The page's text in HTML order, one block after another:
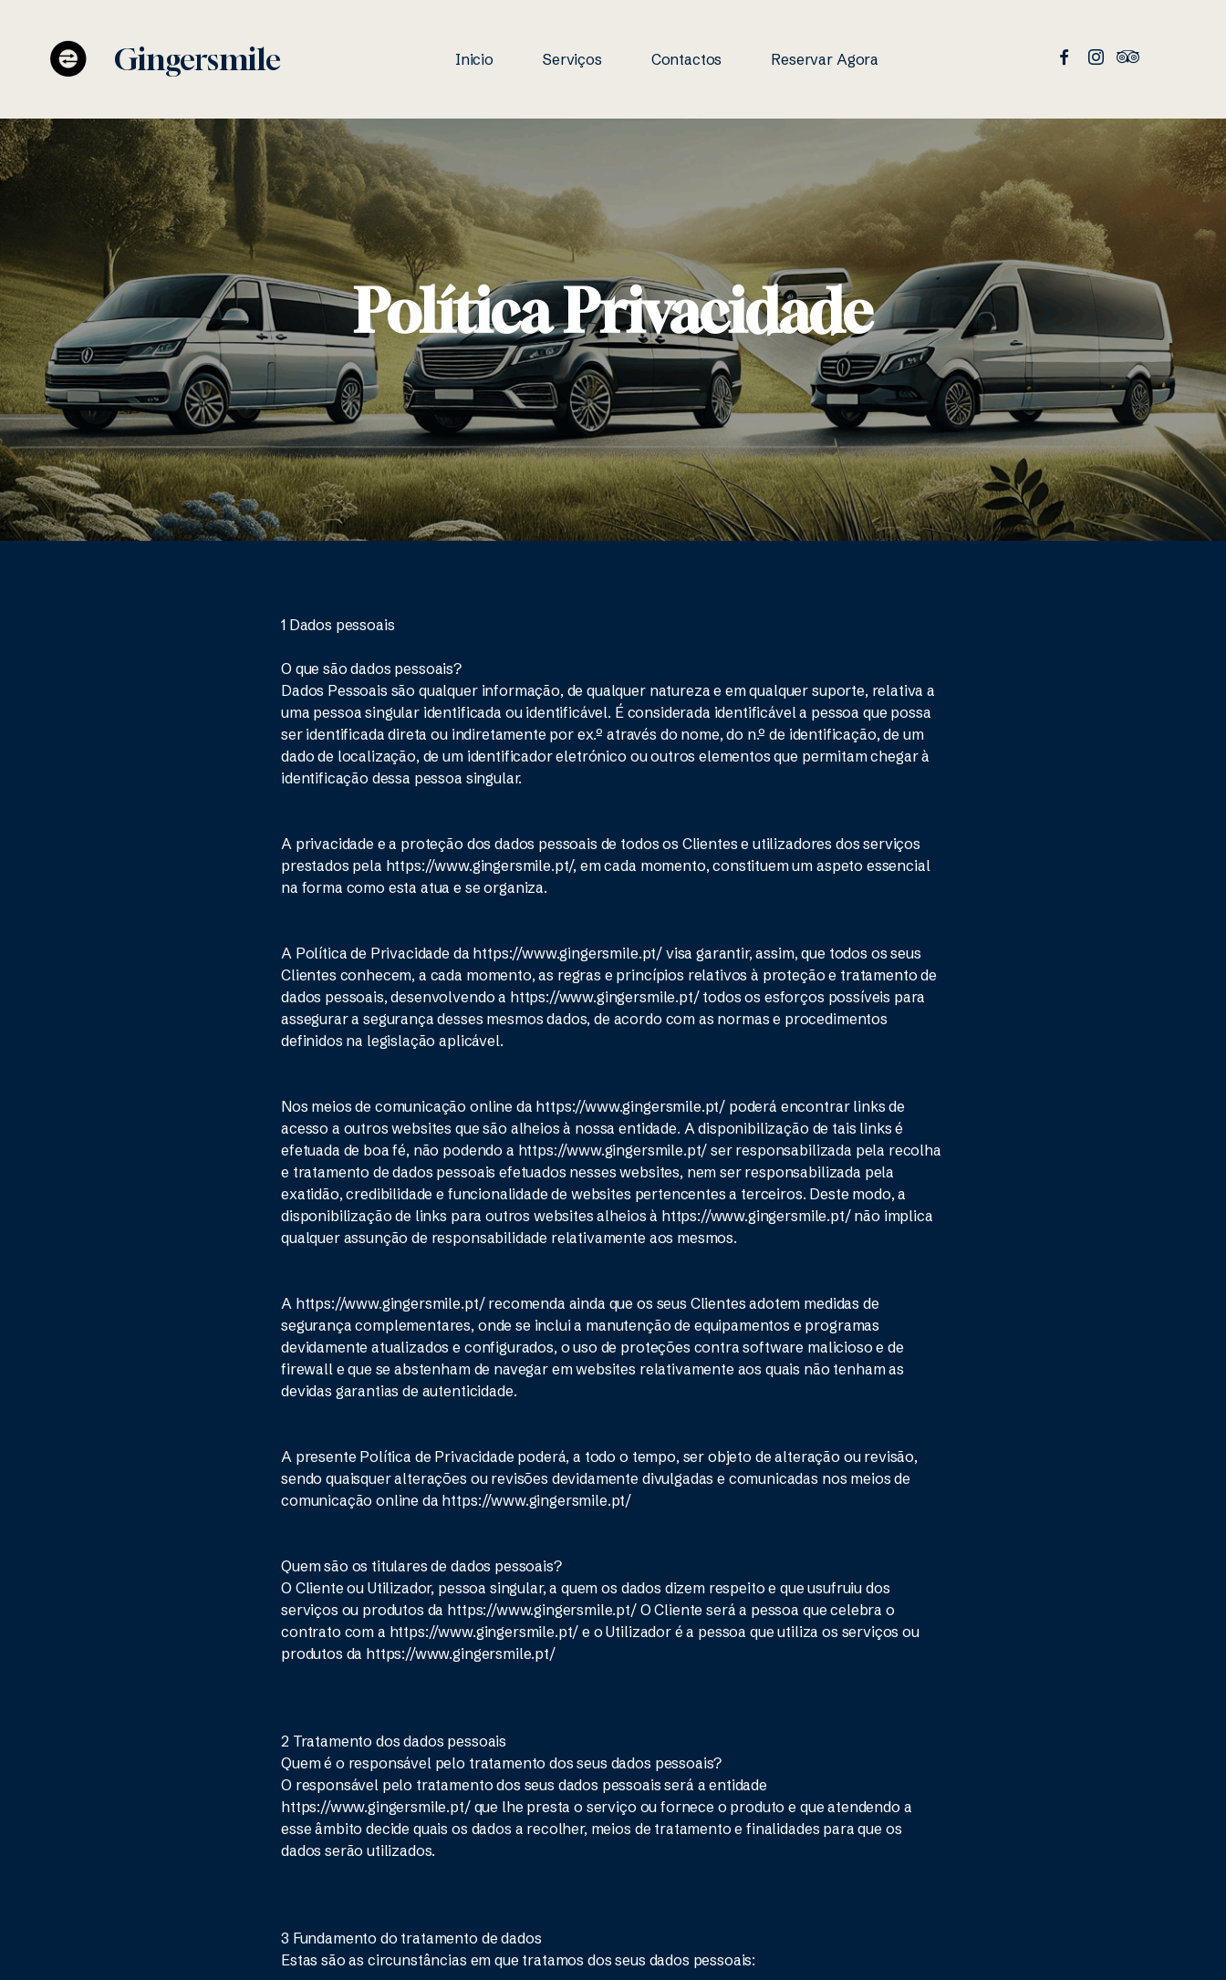
Gingersmile Inicio Serviços Contactos Reservar Agora
Política Privacidade
1 Dados pessoais
O que são dados pessoais?
Dados Pessoais são qualquer informação, de qualquer natureza e em qualquer suporte, relativa a
uma pessoa singular identificada ou identificável. É considerada identificável a pessoa que possa
ser identificada direta ou indiretamente por ex.º através do nome, do n.º de identificação, de um
dado de localização, de um identificador eletrónico ou outros elementos que permitam chegar à
identificação dessa pessoa singular.
A privacidade e a proteção dos dados pessoais de todos os Clientes e utilizadores dos serviços
prestados pela https://www.gingersmile.pt/, em cada momento, constituem um aspeto essencial
na forma como esta atua e se organiza.
A Política de Privacidade da https://www.gingersmile.pt/ visa garantir, assim, que todos os seus
Clientes conhecem, a cada momento, as regras e princípios relativos à proteção e tratamento de
dados pessoais, desenvolvendo a https://www.gingersmile.pt/ todos os esforços possíveis para
assegurar a segurança desses mesmos dados, de acordo com as normas e procedimentos
definidos na legislação aplicável.
Nos meios de comunicação online da https://www.gingersmile.pt/ poderá encontrar links de
acesso a outros websites que são alheios à nossa entidade. A disponibilização de tais links é
efetuada de boa fé, não podendo a https://www.gingersmile.pt/ ser responsabilizada pela recolha
e tratamento de dados pessoais efetuados nesses websites, nem ser responsabilizada pela
exatidão, credibilidade e funcionalidade de websites pertencentes a terceiros. Deste modo, a
disponibilização de links para outros websites alheios à https://www.gingersmile.pt/ não implica
qualquer assunção de responsabilidade relativamente aos mesmos.
A https://www.gingersmile.pt/ recomenda ainda que os seus Clientes adotem medidas de
segurança complementares, onde se inclui a manutenção de equipamentos e programas
devidamente atualizados e configurados, o uso de proteções contra software malicioso e de
firewall e que se abstenham de navegar em websites relativamente aos quais não tenham as
devidas garantias de autenticidade.
A presente Política de Privacidade poderá, a todo o tempo, ser objeto de alteração ou revisão,
sendo quaisquer alterações ou revisões devidamente divulgadas e comunicadas nos meios de
comunicação online da https://www.gingersmile.pt/
Quem são os titulares de dados pessoais?
O Cliente ou Utilizador, pessoa singular, a quem os dados dizem respeito e que usufruiu dos
serviços ou produtos da https://www.gingersmile.pt/ O Cliente será a pessoa que celebra o
contrato com a https://www.gingersmile.pt/ e o Utilizador é a pessoa que utiliza os serviços ou
produtos da https://www.gingersmile.pt/
2 Tratamento dos dados pessoais
Quem é o responsável pelo tratamento dos seus dados pessoais?
O responsável pelo tratamento dos seus dados pessoais será a entidade
https://www.gingersmile.pt/ que lhe presta o serviço ou fornece o produto e que atendendo a
esse âmbito decide quais os dados a recolher, meios de tratamento e finalidades para que os
dados serão utilizados.
3 Fundamento do tratamento de dados
Estas são as circunstâncias em que tratamos dos seus dados pessoais: